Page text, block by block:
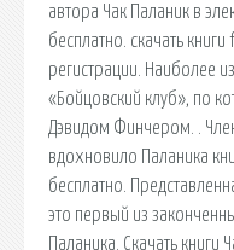
автора Чак Паланик в
бесплатно. скачать
регистрации. Наиболее
«Бойцовский клуб», по
Дэвидом Финчером. .
вдохновило Паланика
бесплатно.
это первый из
Паланика. Скачать